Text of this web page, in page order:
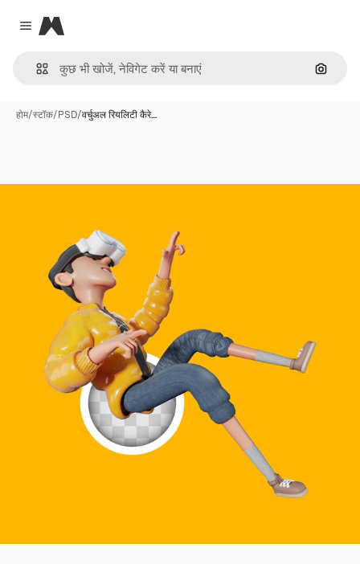
Close menu
Magnific
इमेज से
होम/स्टॉक/PSD/वर्चुअल रियलिटी कैरे…